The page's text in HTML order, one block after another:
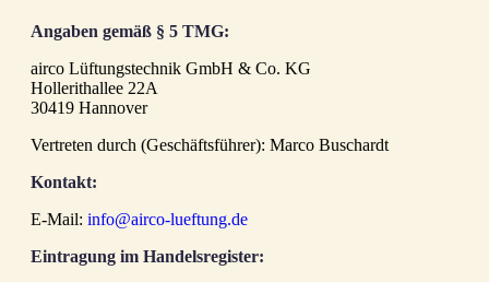
Angaben gemäß § 5 TMG:
airco Lüftungstechnik GmbH & Co. KG
Hollerithallee 22A
30419 Hannover
Vertreten durch (Geschäftsführer): Marco Buschardt
Kontakt:
E-Mail: info@airco-lueftung.de
Eintragung im Handelsregister: